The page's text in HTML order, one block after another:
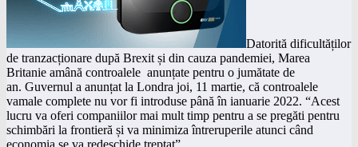
Datorită dificultăților
de tranzacționare după Brexit și din cauza pandemiei, Marea
Britanie amână controalele anunțate pentru o jumătate de
an. Guvernul a anunțat la Londra joi, 11 martie, că controalele
vamale complete nu vor fi introduse până în ianuarie 2022. “Acest
lucru va oferi companiilormai mult timp pentru a se pregăti pentru
schimbări la frontieră și va minimiza întreruperile atunci când
economia se va redeschide treptat”.